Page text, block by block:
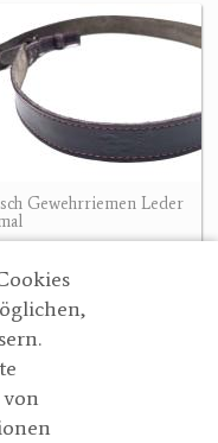
Gewehrriemen Leder
Wertgarner 1820